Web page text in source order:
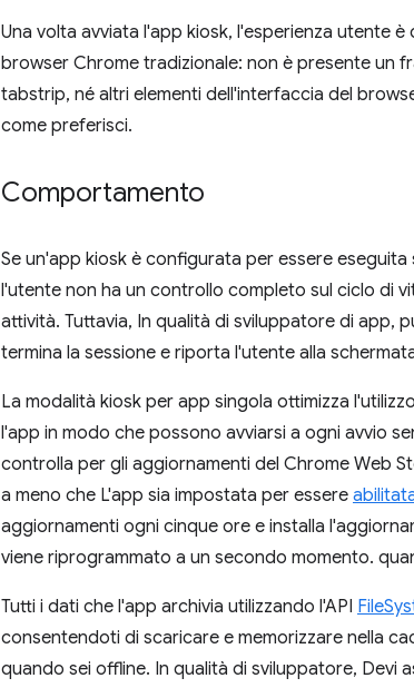
Una volta avviata l'app kiosk, l'esperienza utente
browser Chrome tradizionale: non è presente un
tabstrip, né altri elementi dell'interfaccia del
come preferisci.
Comportamento
Se un'app kiosk è configurata per essere eseguita
l'utente non ha un controllo completo sul ciclo di
attività. Tuttavia, In qualità di sviluppatore di app,
termina la sessione e riporta l'utente alla
La modalità kiosk per app singola ottimizza
l'app in modo che possono avviarsi a ogni avvio
controlla per gli aggiornamenti del Chrome Web
a meno che L'app sia impostata per essere
aggiornamenti ogni cinque ore e installa
viene riprogrammato a un secondo momento.
Tutti i dati che l'app archivia utilizzando l'API
consentendoti di scaricare e memorizzare nella
quando sei offline. In qualità di sviluppatore, Devi